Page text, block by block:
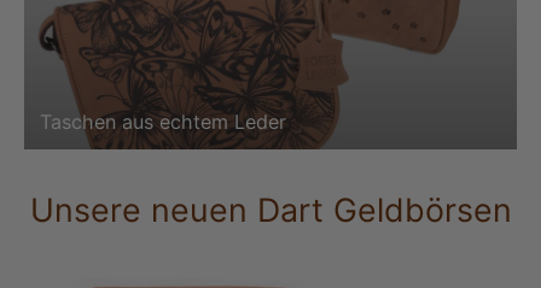
Taschen aus echtem Leder
Unsere neuen Dart Geldbörsen